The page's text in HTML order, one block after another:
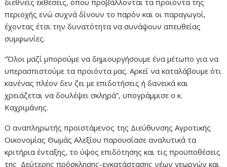
διεθνείς εκθέσεις, όπου προβάλλονται τα προιόντα της
περιοχής ενώ συχνά δίνουν το παρόν και οι παραγωγοί,
έχοντας έτσι την δυνατότητα να συνάψουν απευθείας
συμφωνίες.
“Όλοι μαζί μπορούμε να δημιουργήσουμε ένα μέτωπο για να
υπερασπιστούμε τα προιόντα μας. Αρκεί να καταλάβουμε ότι
κανένας πλέον δεν ζει με επιδοτήσεις ή δανεικά και
χρειάζεται να δουλέψει σκληρά”, υπογράμμισε ο κ.
Καχριμάνης.
Ο αναπληρωτής προϊστάμενος της Διεύθυνσης Αγροτικής
Οικονομίας Θωμάς Αλεξίου παρουσίασε αναλυτικά τα
κριτήρια ένταξης, το ύψος επιδότησης και τις προϋποθέσεις
της Δεύτερης πρόσκλησης-εγκατάστασης νέων γεωργών και